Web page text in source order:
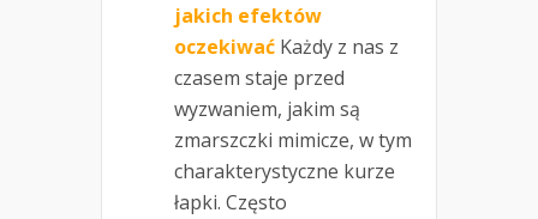
jakich efektów
oczekiwać Każdy z nas z
czasem staje przed
wyzwaniem, jakim są
zmarszczki mimicze, w tym
charakterystyczne kurze
łapki. Często